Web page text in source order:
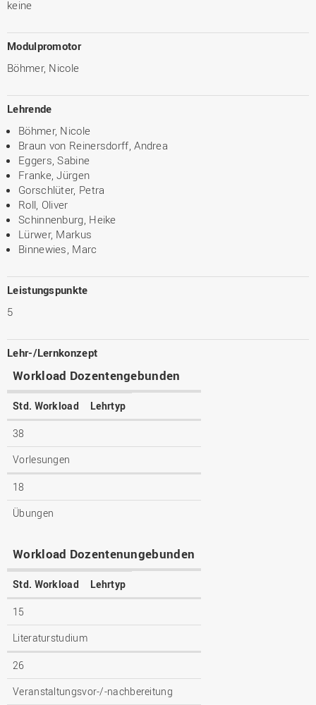
keine
Modulpromotor
Böhmer, Nicole
Lehrende
Böhmer, Nicole
Braun von Reinersdorff, Andrea
Eggers, Sabine
Franke, Jürgen
Gorschlüter, Petra
Roll, Oliver
Schinnenburg, Heike
Lürwer, Markus
Binnewies, Marc
Leistungspunkte
5
Lehr-/Lernkonzept
Workload Dozentengebunden
Std. Workload Lehrtyp
38
Vorlesungen
18
Übungen
Workload Dozentenungebunden
Std. Workload Lehrtyp
15
Literaturstudium
26
Veranstaltungsvor-/-nachbereitung